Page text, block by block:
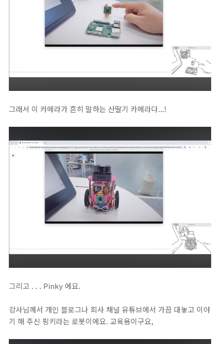
그래서 이 카메라가 흔히 말하는 산딸기 카메라다...!
그리고 . . . Pinky 에요.
강사님께서 개인 블로그나 회사 채널 유튜브에서 가끔 대놓고 이야
기 해 주신 핑키라는 로봇이에요. 교육용이구요,